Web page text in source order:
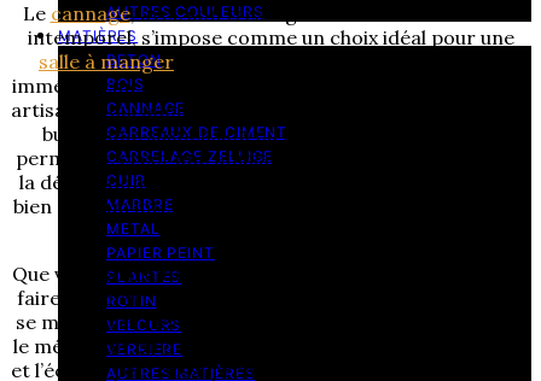
AUTRES COULEURS
MATIÈRES
BETON
BOIS
CANNAGE
CARREAUX DE CIMENT
CARRELAGE ZELLIGE
CUIR
MARBRE
METAL
PAPIER PEINT
PLANTES
ROTIN
VELOURS
VERRIERE
AUTRES MATIÈRES
Le cannage, avec son tressage naturel et son charme
intemporel, s’impose comme un choix idéal pour une
salle à manger
immédiatement de la texture, de la légèreté et une note
artisanale qui adoucit l’espace repas. Sur des chaises, un
buffet, une suspension ou quelques accessoires, il
permet de créer une ambiance conviviale sans alourdir
la décoration. C’est une matière facile à adopter, aussi
bien dans un intérieur moderne que dans une ambiance
plus bohème ou vintage.
Que vous souhaitiez l’intégrer par petites touches ou en
faire l’élément central de votre décoration, le cannage
se marie très bien avec le bois, le lin, le rotin, le marbre,
le métal noir ou des couleurs naturelles comme le beige
et l’écru. Il peut aussi prendre plus de caractère avec du